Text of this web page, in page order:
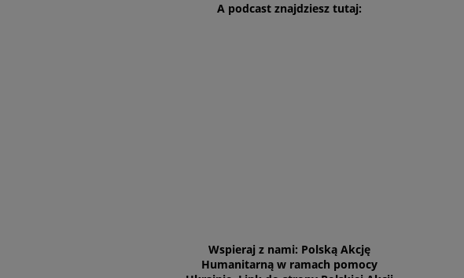
A podcast znajdziesz tutaj:
Wspieraj z nami: Polską Akcję
Humanitarną w ramach pomocy